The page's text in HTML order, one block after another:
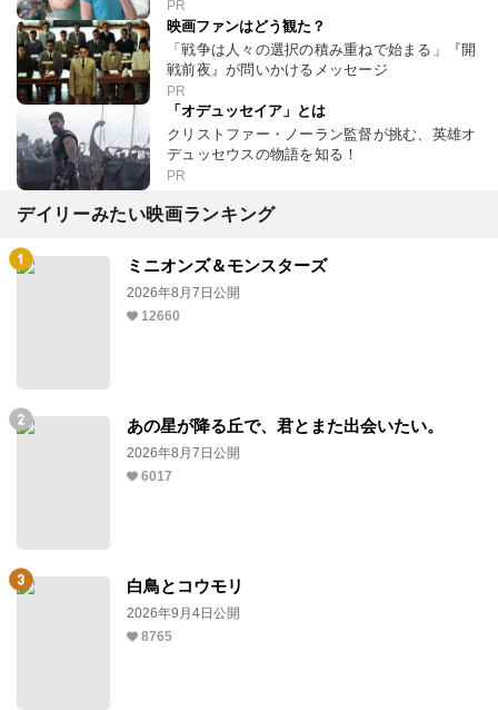
PR
映画ファンはどう観た？
「戦争は人々の選択の積み重ねで始まる」『開
戦前夜』が問いかけるメッセージ
PR
「オデュッセイア」とは
クリストファー・ノーラン監督が挑む、英雄オ
デュッセウスの物語を知る！
PR
デイリーみたい映画ランキング
ミニオンズ＆モンスターズ
2026年8月7日公開
12660
あの星が降る丘で、君とまた出会いたい。
2026年8月7日公開
6017
白鳥とコウモリ
2026年9月4日公開
8765